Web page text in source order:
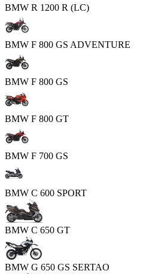
BMW R 1200 R (LC)
BMW F 800 GS ADVENTURE
BMW F 800 GS
BMW F 800 GT
BMW F 700 GS
BMW C 600 SPORT
BMW C 650 GT
BMW G 650 GS SERTAO